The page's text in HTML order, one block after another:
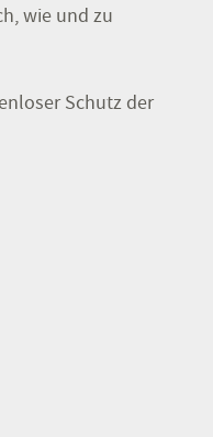
wie und zu
Schutz der